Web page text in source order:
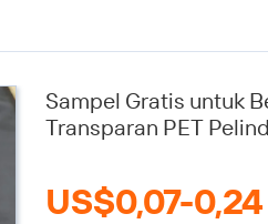
Sampel Gratis untuk
Transparan PET
US$0,07-0,24